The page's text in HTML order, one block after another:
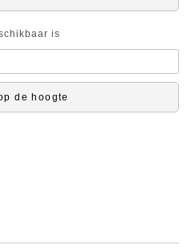
is
de hoogte